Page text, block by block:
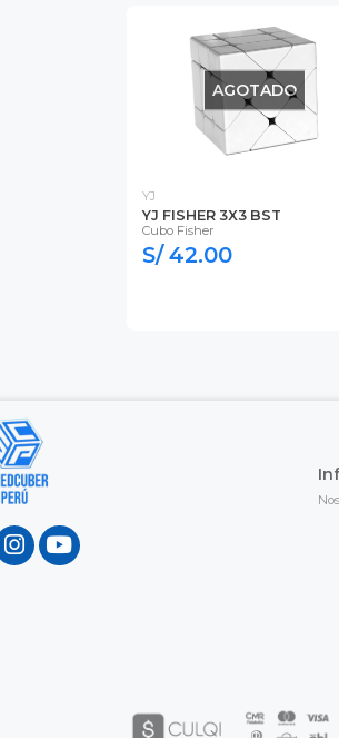
AGOTADO
YJ
YJ FISHER 3X3 BST
Cubo Fisher
S/ 42.00